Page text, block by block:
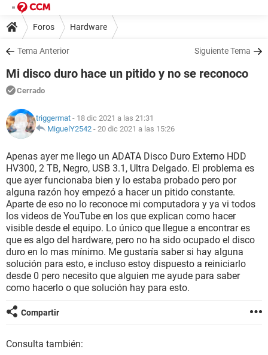
Foros Hardware
Tema Anterior Siguiente Tema
Mi disco duro hace un pitido y no se reconoco
Cerrado
triggermat - 18 dic 2021 a las 21:31
MiguelY2542 - 20 dic 2021 a las 15:26
Apenas ayer me llego un ADATA Disco Duro Externo HDD
HV300, 2 TB, Negro, USB 3.1, Ultra Delgado. El problema es
que ayer funcionaba bien y lo estaba probado pero por
alguna razón hoy empezó a hacer un pitido constante.
Aparte de eso no lo reconoce mi computadora y ya vi todos
los videos de YouTube en los que explican como hacer
visible desde el equipo. Lo único que llegue a encontrar es
que es algo del hardware, pero no ha sido ocupado el disco
duro en lo mas mínimo. Me gustaría saber si hay alguna
solución para esto, e incluso estoy dispuesto a reiniciarlo
desde 0 pero necesito que alguien me ayude para saber
como hacerlo o que solución hay para esto.
Compartir
Consulta también: